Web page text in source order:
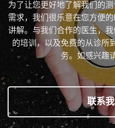
为了让您更好地了解我们的
需求，我们很乐意在您方便
讲解。与我们合作的医生，
的培训，以及免费的从诊所
务。如感兴趣
联系我